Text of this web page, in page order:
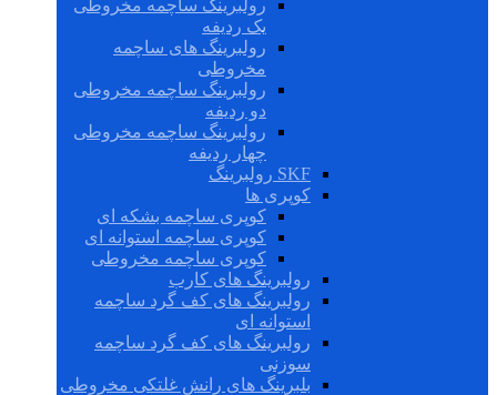
رولبرینگ ساچمه مخروطی
یک ردیفه
رولبرینگ های ساچمه
مخروطی
رولبرینگ ساچمه مخروطی
دو ردیفه
رولبرینگ ساچمه مخروطی
چهار ردیفه
SKF رولبرینگ
کوپری ها
کوپری ساچمه بشکه ای
کوپری ساچمه استوانه ای
کوپری ساچمه مخروطی
رولبرینگ های کارب
رولبرینگ های کف گرد ساچمه
استوانه ای
رولبرینگ های کف گرد ساچمه
سوزنی
بلبرینگ های رانش غلتکی مخروطی